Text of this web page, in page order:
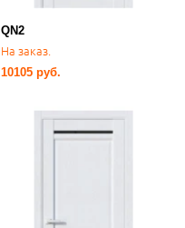
QN2
На заказ.
10105 руб.